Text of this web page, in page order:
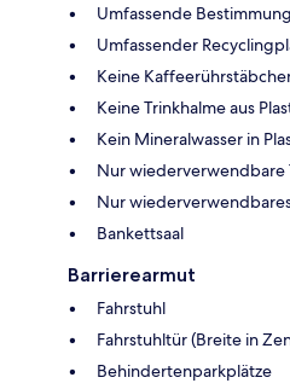
Umfassende
Umfassender
Keine
Keine Trinkhalme aus
Kein Mineralwasser in
Nur wiederverwendbare
Nur
Bankettsaal
Barrierearmut
Fahrstuhl
Fahrstuhltür (Breite in
Behindertenparkplätze